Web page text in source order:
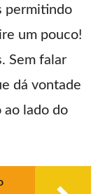
permitindo
um pouco!
Sem falar
dá vontade
ao lado do